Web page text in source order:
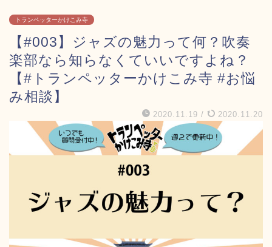
トランペッターかけこみ寺
【#003】ジャズの魅力って何？吹奏
楽部なら知らなくていいですよね？
【#トランペッターかけこみ寺 #お悩
み相談】
2020.11.19 / 2020.11.20